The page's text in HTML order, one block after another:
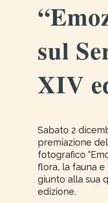
sul
XIV
Sabato 2
premiazione
fotografico
flora, la fauna e
giunto alla sua
edizione.